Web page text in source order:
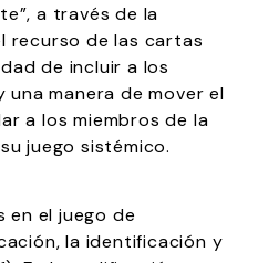
a través de la
recurso de las cartas
de incluir a los
manera de mover el
a los miembros de la
juego sistémico.
en el juego de
la identificación y